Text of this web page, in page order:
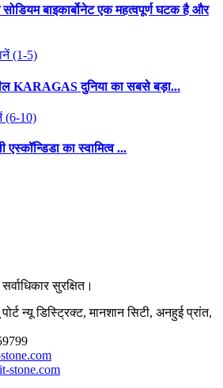
बाइकार्बोनेट एक महत्वपूर्ण घटक है और
(1-5)
KARAGAS दुनिया का सबसे बड़ा...
(6-10)
एस्कॉन्डिडा का स्वामित्व ...
सुरक्षित।
न्यू डिस्ट्रिक्ट, मानशान सिटी, अनहुई प्रांत,
stone.com